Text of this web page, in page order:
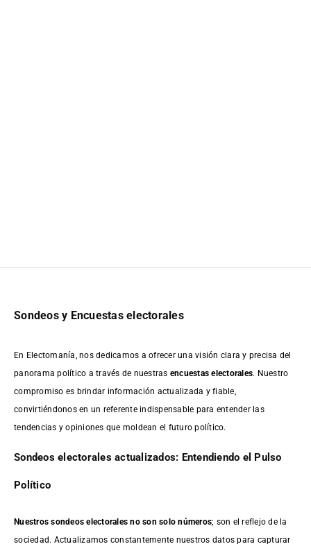
Sondeos y Encuestas electorales
En Electomanía, nos dedicamos a ofrecer una visión clara y precisa del
panorama político a través de nuestras encuestas electorales. Nuestro
compromiso es brindar información actualizada y fiable,
convirtiéndonos en un referente indispensable para entender las
tendencias y opiniones que moldean el futuro político.
Sondeos electorales actualizados: Entendiendo el Pulso
Político
Nuestros sondeos electorales no son solo números; son el reflejo de la
sociedad. Actualizamos constantemente nuestros datos para capturar